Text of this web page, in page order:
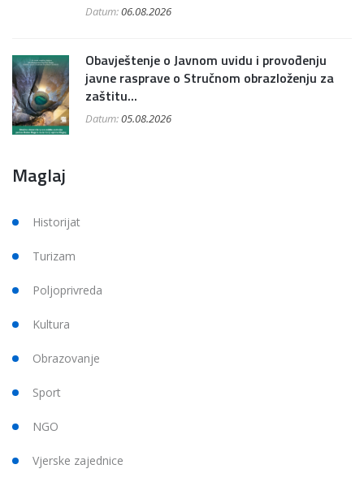
Datum:06.08.2026
Obavještenje o Javnom uvidu i provođenju
javne rasprave o Stručnom obrazloženju za
zaštitu...
Datum:05.08.2026
Maglaj
Historijat
Turizam
Poljoprivreda
Kultura
Obrazovanje
Sport
NGO
Vjerske zajednice